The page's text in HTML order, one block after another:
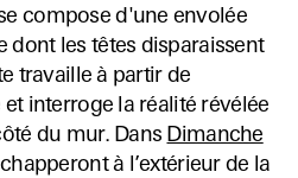
compose d'une envolée
dont les têtes disparaissent
travaille à partir de
interroge la réalité révélée
du mur. Dans Dimanche
à l’extérieur de la